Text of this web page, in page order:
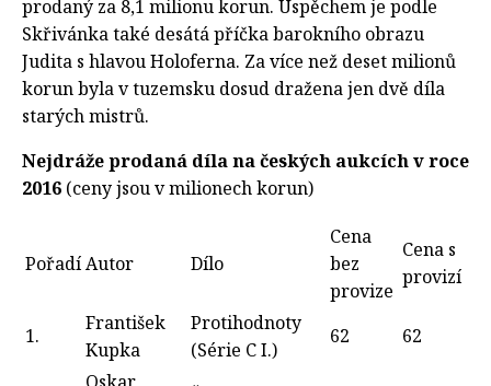
prodaný za 8,1 milionu korun. Úspěchem je podle
Skřivánka také desátá příčka barokního obrazu
Judita s hlavou Holoferna. Za více než deset milionů
korun byla v tuzemsku dosud dražena jen dvě díla
starých mistrů.
Nejdráže prodaná díla na českých aukcích v roce
2016 (ceny jsou v milionech korun)
PořadíAutor Dílo
Cena
bez
provize
Cena s
provizí
1.
František
Kupka
Protihodnoty
(Série C I.)
62 62